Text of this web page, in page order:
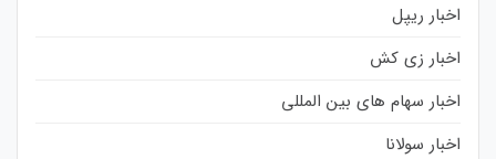
اخبار ریپل
اخبار زی کش
اخبار سهام های بین المللی
اخبار سولانا